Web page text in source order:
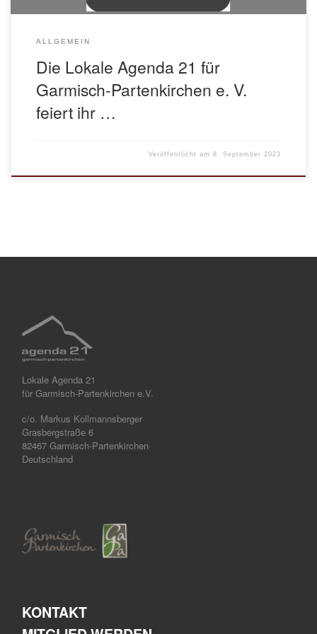
ALLGEMEIN
Die Lokale Agenda 21 für
Garmisch-Partenkirchen e. V.
feiert ihr …
Veröffentlicht am8. September 2023
Lokale Agenda 21
für Garmisch-Partenkirchen e.V.
c/o. Markus Kollmannsberger
Grasbergstraße 6
82467 Garmisch-Partenkirchen
Deutschland
KONTAKT